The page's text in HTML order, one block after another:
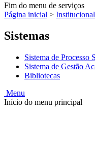
Fim do menu de serviços
Página inicial > Institucional
Sistemas
Sistema de Processo
Sistema de Gestão
Bibliotecas
Menu
Início do menu principal